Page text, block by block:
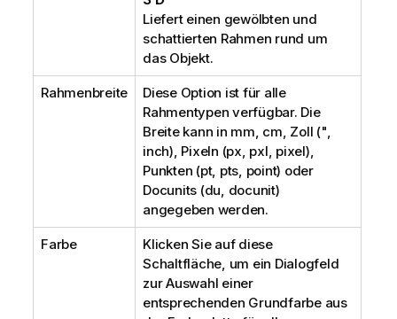
Liefert einen gewölbten und
schattierten Rahmen rund um
das Objekt.
Rahmenbreite
Diese Option ist für alle
Rahmentypen verfügbar. Die
Breite kann in mm, cm, Zoll (",
inch), Pixeln (px, pxl, pixel),
Punkten (pt, pts, point) oder
Docunits (du, docunit)
angegeben werden.
Farbe
Klicken Sie auf diese
Schaltfläche, um ein Dialogfeld
zur Auswahl einer
entsprechenden Grundfarbe aus